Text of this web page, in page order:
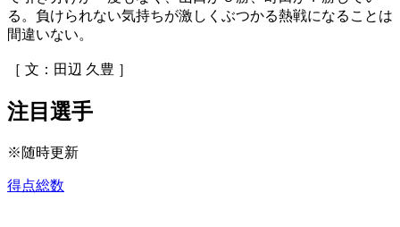
る。負けられない気持ちが激しくぶつかる熱戦になることは
間違いない。
［ 文：田辺 久豊 ］
注目選手
※随時更新
得点総数